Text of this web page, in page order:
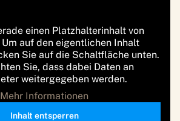
einen Platzhalterinhalt von
Um auf den eigentlichen Inhalt
Sie auf die Schaltfläche unten.
Sie, dass dabei Daten an
weitergegeben werden.
Mehr Informationen
Inhalt entsperren